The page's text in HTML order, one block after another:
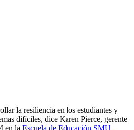
la resiliencia en los estudiantes y
difíciles, dice Karen Pierce, gerente
en laEscuela de Educación SMU